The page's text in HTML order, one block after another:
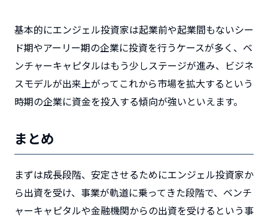
基本的にエンジェル投資家は起業前や起業間もないシー
ド期やアーリー期の企業に投資を行うケースが多く、ベ
ンチャーキャピタルはもう少しステージが進み、ビジネ
スモデルが出来上がってこれから市場を拡大するという
時期の企業に資金を投入する傾向が強いといえます。
まとめ
まずは成長段階、安定させるためにエンジェル投資家か
ら出資を受け、事業が軌道に乗ってきた段階で、ベンチ
ャーキャピタルや金融機関からの出資を受けるという事